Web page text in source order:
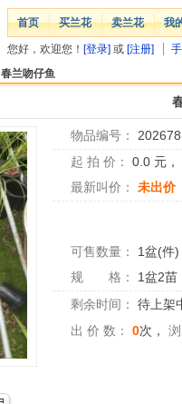
首页 买兰花 卖兰花 我
您好，欢迎您！ [登录] 或 [注册]
春兰吻仔鱼
物品编号：
起 拍 价：
0.0 元，
最新叫价：
未出价
可售数量： 1盆(件)
规 格：
1盆2苗
剩余时间：
待上架
出 价 数：
0次，